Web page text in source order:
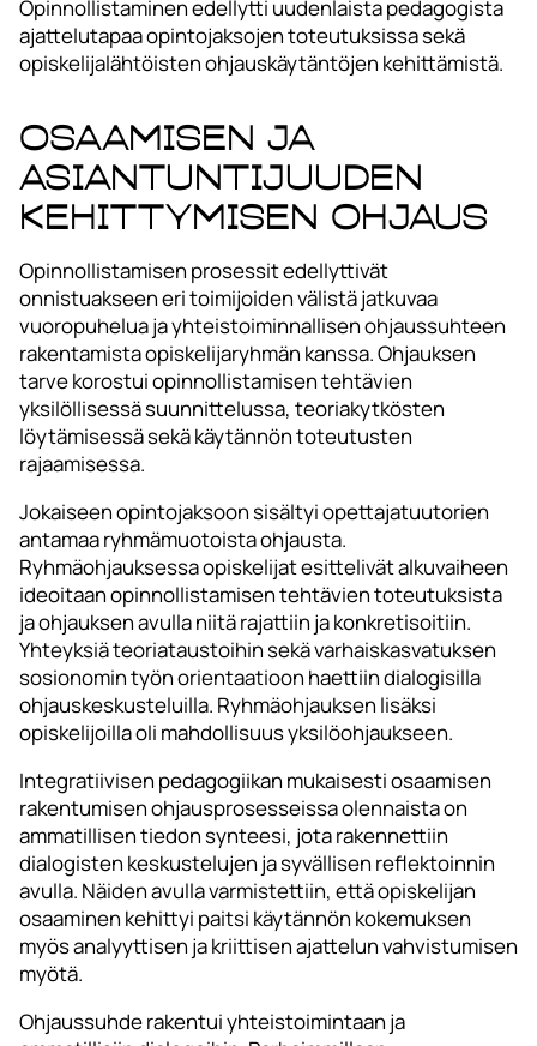
Opinnollistaminen edellytti uudenlaista pedagogista
ajattelutapaa opintojaksojen toteutuksissa sekä
opiskelijalähtöisten ohjauskäytäntöjen kehittämistä.
Osaamisen ja
asiantuntijuuden
kehittymisen ohjaus
Opinnollistamisen prosessit edellyttivät
onnistuakseen eri toimijoiden välistä jatkuvaa
vuoropuhelua ja yhteistoiminnallisen ohjaussuhteen
rakentamista opiskelijaryhmän kanssa. Ohjauksen
tarve korostui opinnollistamisen tehtävien
yksilöllisessä suunnittelussa, teoriakytkösten
löytämisessä sekä käytännön toteutusten
rajaamisessa.
Jokaiseen opintojaksoon sisältyi opettajatuutorien
antamaa ryhmämuotoista ohjausta.
Ryhmäohjauksessa opiskelijat esittelivät alkuvaiheen
ideoitaan opinnollistamisen tehtävien toteutuksista
ja ohjauksen avulla niitä rajattiin ja konkretisoitiin.
Yhteyksiä teoriataustoihin sekä varhaiskasvatuksen
sosionomin työn orientaatioon haettiin dialogisilla
ohjauskeskusteluilla. Ryhmäohjauksen lisäksi
opiskelijoilla oli mahdollisuus yksilöohjaukseen.
Integratiivisen pedagogiikan mukaisesti osaamisen
rakentumisen ohjausprosesseissa olennaista on
ammatillisen tiedon synteesi, jota rakennettiin
dialogisten keskustelujen ja syvällisen reflektoinnin
avulla. Näiden avulla varmistettiin, että opiskelijan
osaaminen kehittyi paitsi käytännön kokemuksen
myös analyyttisen ja kriittisen ajattelun vahvistumisen
myötä.
Ohjaussuhde rakentui yhteistoimintaan ja